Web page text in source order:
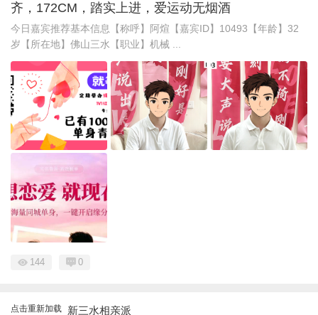
齐，172CM，踏实上进，爱运动无烟酒
今日嘉宾推荐基本信息【称呼】阿煊【嘉宾ID】10493【年龄】32
岁【所在地】佛山三水【职业】机械 ...
144 0
点击重新加载 新三水相亲派